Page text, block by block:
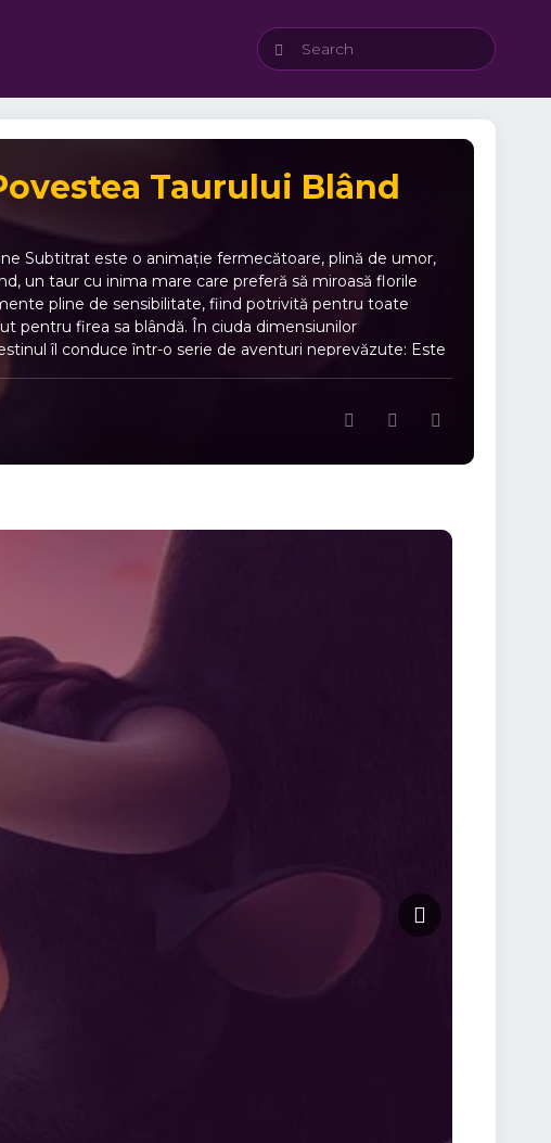
Taurului Blând
Subtitrat este o animație fermecătoare, plină de umor,
un taur cu inima mare care preferă să miroasă florile
pline de sensibilitate, fiind potrivită pentru toate
pentru firea sa blândă. În ciuda dimensiunilor
îl conduce într-o serie de aventuri neprevăzute: Este
libertatea. Întâlnește prieteni neobișnuiți care îl
că adevăratul curaj nu stă în forță, ci în a rămâne fidel
– momente amuzante pentru întreaga familie. 🌟
spectaculoasă – culori vii și design captivant. 🌐
– curaj, prietenie și acceptarea diferențelor.
Urmărește acum Ferdinand 2017 Online Subtitrat și
blând și lasă-te purtat de farmecul animației.👉 Vezi
Concluzie Ferdinand 2017 Online Subtitrat este mai
Filmul combină aventura, comedia și emoția într-o
memorabile și povești care încălzesc sufletul, Ferdinand
o lume plină de culoare, râsete și lecții de viață!